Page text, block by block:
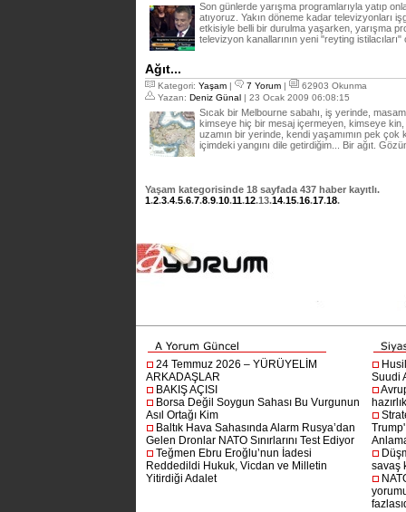
Son günlerde yarışma programlarıyla yatıp
atıyoruz. Yakın döneme kadar televizyonları
etkisiyle belli bir durulma yaşarken, yarışma
televizyon kanallarının yeni "reyting
Ağıt...
Kategori: Yaşam | 7 Yorum |
62903 Okunma
Yazan: Deniz Günal | 23 Ocak 2009 06:08:15
Sıcak bir Melbourne sabahı, iş yerinde,
kimseye hiç bir mesaj içermeyen, kimseye
uzamın bir yerinde, kendi yaşamımın pek çok
içimdeki yangını dile getirdiğim... Bir ağıt.
Yaşam kategorisinde 18 sayfada 437 haber kayıtlı.
1.2.3.4.5.6.7.8.9.10.11.12.13.14.15.16.17.18.
24 Temmuz 2026 – YÜRÜYELİM
ARKADAŞLAR
BAKIŞ AÇISI
Borsa Değil Soygun Sahası Bu Vurgunun
Asıl Ortağı Kim
Baltık Hava Sahasında Alarm Rusya’dan
Gelen Dronlar NATO Sınırlarını Test Ediyor
Teğmen Ebru Eroğlu’nun İadesi
Reddedildi Hukuk, Vicdan ve Milletin
Yitirdiği Adalet
Suudi
savaş